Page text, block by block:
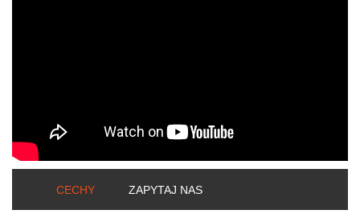
CECHY ZAPYTAJ NAS